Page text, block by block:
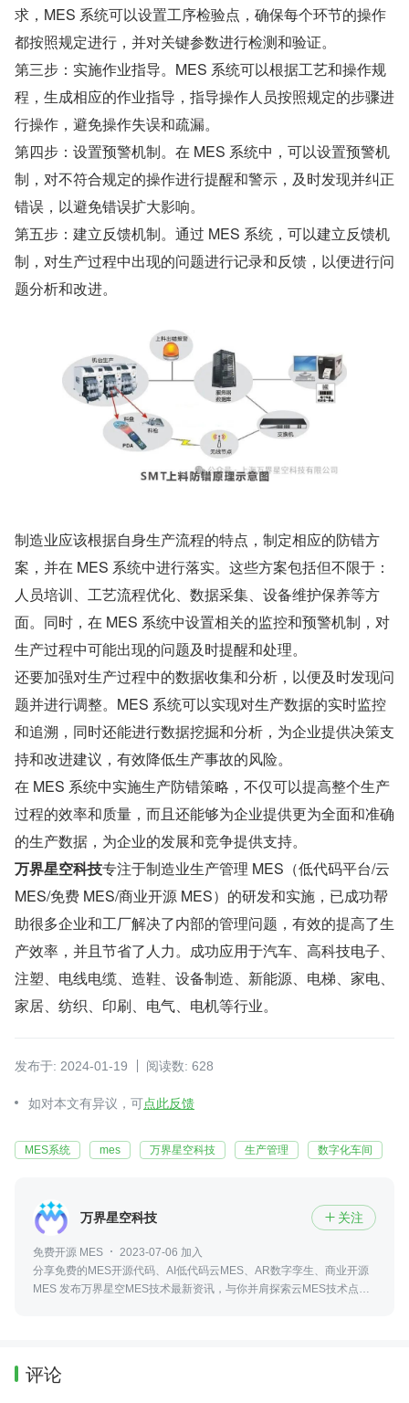
求，MES 系统可以设置工序检验点，确保每个环节的操作
都按照规定进行，并对关键参数进行检测和验证。
第三步：实施作业指导。MES 系统可以根据工艺和操作规
程，生成相应的作业指导，指导操作人员按照规定的步骤进
行操作，避免操作失误和疏漏。
第四步：设置预警机制。在 MES 系统中，可以设置预警机
制，对不符合规定的操作进行提醒和警示，及时发现并纠正
错误，以避免错误扩大影响。
第五步：建立反馈机制。通过 MES 系统，可以建立反馈机
制，对生产过程中出现的问题进行记录和反馈，以便进行问
题分析和改进。
制造业应该根据自身生产流程的特点，制定相应的防错方
案，并在 MES 系统中进行落实。这些方案包括但不限于：
人员培训、工艺流程优化、数据采集、设备维护保养等方
面。同时，在 MES 系统中设置相关的监控和预警机制，对
生产过程中可能出现的问题及时提醒和处理。
还要加强对生产过程中的数据收集和分析，以便及时发现问
题并进行调整。MES 系统可以实现对生产数据的实时监控
和追溯，同时还能进行数据挖掘和分析，为企业提供决策支
持和改进建议，有效降低生产事故的风险。
在 MES 系统中实施生产防错策略，不仅可以提高整个生产
过程的效率和质量，而且还能够为企业提供更为全面和准确
的生产数据，为企业的发展和竞争提供支持。
万界星空科技专注于制造业生产管理 MES（低代码平台/云
MES/免费 MES/商业开源 MES）的研发和实施，已成功帮
助很多企业和工厂解决了内部的管理问题，有效的提高了生
产效率，并且节省了人力。成功应用于汽车、高科技电子、
注塑、电线电缆、造鞋、设备制造、新能源、电梯、家电、
家居、纺织、印刷、电气、电机等行业。
发布于: 2024-01-19 阅读数: 628
如对本文有异议，可点此反馈
MES系统 mes 万界星空科技 生产管理 数字化车间
万界星空科技  关注
免费开源 MES
2023-07-06 加入
分享免费的MES开源代码、AI低代码云MES、AR数字孪生、商业开源
MES 发布万界星空MES技术最新资讯，与你并肩探索云MES技术点滴
评论